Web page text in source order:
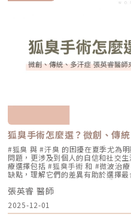
膚變薄，反而會因為刺激真皮層膠
性！但前提是「間隔時間要充足」
有可能破壞皮膚屏障。Q3：改善毛
不是變魔術，通常需要一個「療程
通常會建議進行 3~5 次（每次間隔
數人在第 2 次治療後，就會感覺到
了。Q4：我是容易泛紅的敏感肌或
師審慎評估。敏感肌或酒糟肌因皮
下進行高能量雷射，可能增加泛紅
常會先放在「穩定膚況與降低發炎
素。待肌膚穩定後，再由醫師評估
量可精準控制的微針電波，以循序
Q5：我平常有在擦酸類或A醇縮毛
用，但實際時間需依療程種類與個
A醇會促進角質代謝，可能在療程前
紅、乾燥）加劇，並提高色素沉澱
天暫停使用，術後約1–2週再視肌
評估為準。在停用期間，建議以溫
經醯胺等），並落實防曬措施，協
滑自信肌對抗毛孔粗大是一場長期
立正確的居家保養觀念，並適時借
的醫美技術已經能為各種膚況提供
是屬於哪一種毛孔類型，或者不知
間到專業的醫美診所進行諮詢。透
檢測儀器，才能為你規劃出最精準
恢復後再施作。2. 有心律調節器、
性。3. 孕婦、哺乳者與近期使用光
月內做過深層換膚或磨皮者需與醫
止酸類、去角質與刺激性保養品。
皮需連續貼著約 14 天且不可自行
片人工皮加強固定。3. 術後兩週內
請按時回診由專業人員移除人工皮
應立即聯絡診所處理。6. 色素代謝
品。7. 修復期需加強保濕並確實做
準 舒適度 熱感明顯，需敷麻 即時冷卻系統，可不需敷麻 反黑風險 較高 較
理多種斑點 療程次數 修復期 可能需多次，修復期較長 單次有感改善、修復
期更短 適合性 適合多數色斑但風險略高 適合希望快速、低風險改善的族群
Reepot AI時光雷射禁忌症以下情況
由醫療人員審慎評估：1. 具有光敏
線反應特別強烈，或正在使用會增
反應的風險較高。2. 三個月內曾使
修復速度，使治療後的反應加劇，
最近三到六個月內接受過填補注射
為避免能量影響填充物穩定性，需
受過磨皮或其他侵入性治療若表皮
度刺激或延長恢復期。5. 懷孕與哺
要基於安全性與荷爾蒙變動的不確
SMAS筋膜層等，依手術方式不同 適合部位 臉部、眼周、下顎線、頸部、身
肉、下顎線模糊、臉部下垂感 改善明顯鬆弛、下垂與多餘皮膚，拉提幅度
通常較明顯 適合對象 皮膚開始鬆、細紋變多、毛孔或膚質變粗、想讓臉看
起來更緊緻的人 輪廓開始下垂、嘴邊肉明顯、下顎線不清楚、下半臉變重
型、能量與個人耐受度，可能不需麻醉或搭配
上，依手術範圍與複雜度不同 修復期 多數人修復期短，可能有暫時泛紅、
長，可能有腫脹、瘀青、傷口照護與拆線需求 效果出現時
有緊實感，完整效果通常隨膠原蛋白新生逐漸出現
拉提效果通常會在數週至數月逐漸明顯 術後消腫後逐漸看出效果，完
然度需等待恢復期 維持時間 約1年至1年半以上，依個人體質、老化速度與
保養而定 約1年至1年半以上，依個人體質、發數、能量與保養而定 通常可
維持數年，但仍會隨年齡與老化速度改變 優點 非侵入式、修復
與緊緻感改善自然 非侵入式、修復期短、對輪廓線與深層支撐較有針對性
拉提幅度通常較明顯，適合較嚴重鬆弛者 限制 對非常明顯的下垂
膚，改善幅度有限 對膚質、毛孔、細紋的改善不一定比電波明顯 需開刀、
強，要問哪個適合你很多人會問：
問題其實很容易問錯方向。因為電
作？ 以下將用較好理解的方式，帶
Thermage FLX？鳳凰電波的正式
SoltaTaiwan Limited旗下的射頻
FLX 採用單極電容耦合射頻技術。
過皮膚表面傳導進入皮膚內部，無
波」。是能將熱能傳遞到較深層的
般民眾常聽到的「電波拉提」、「
這類療程概念延伸而來。由於屬於
復期較短；效果可能在療程後逐漸
合施打族群鳳凰電波比較常被期待
楚 嘴邊肉或輪廓線變模糊 眼周細紋
型保養選項之一不過要特別注意，
也不是填充療程。它比較適合用來
下垂、脂肪位移或組織支撐不足，
程。什麼是DENSITY RF無雙電波 ？
Jeisys Medical 推出。根據
高頻能量，可將能量傳遞到淺層與
地方，在於它主打「單極 + 雙極」
用，雙極則偏向較表層、較集中，
兼顧： 深層緊緻 淺層膚質 細紋改
DENSITY 採用 sequential
與雙極射頻能量，並搭配冷卻與即
群無雙電波常被期待用在以下族群
夠緊 膚質變粗、毛孔變明顯 乾燥細
太強 想要自然型、精緻型保養 希望
波比較偏「輪廓拉提主力」，無雙
狐臭手術怎麼選？微創、傳
#狐臭 與 #汗臭 的困擾在夏季尤為
問題，更涉及到個人的自信和社交
療選擇包括 #狐臭手術 和 #微波治
缺點，理解它們的差異有助於選擇
生活中該如何減少體味產生？重點
臭手術與傳統狐臭手術法之比較
和多汗我都有，但我能使用狐臭手
03:08 微波治療後汗水會跑到其他
味產生？張英睿皮膚專科診所官
張英睿 醫師
2025-12-01